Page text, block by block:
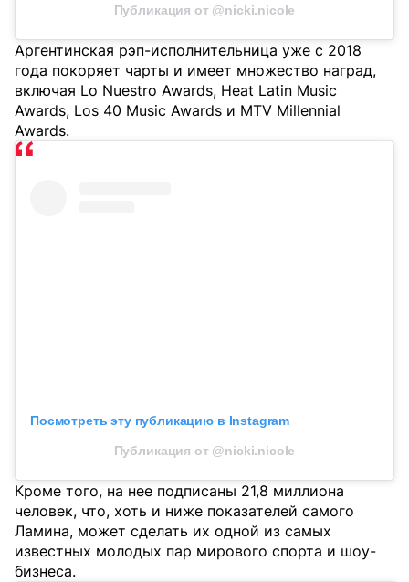
Публикация от @nicki.nicole
Аргентинская рэп-исполнительница уже с 2018
года покоряет чарты и имеет множество наград,
включая Lo Nuestro Awards, Heat Latin Music
Awards, Los 40 Music Awards и MTV Millennial
Awards.
Посмотреть эту публикацию в Instagram
Публикация от @nicki.nicole
Кроме того, на нее подписаны 21,8 миллиона
человек, что, хоть и ниже показателей самого
Ламина, может сделать их одной из самых
известных молодых пар мирового спорта и шоу-
бизнеса.